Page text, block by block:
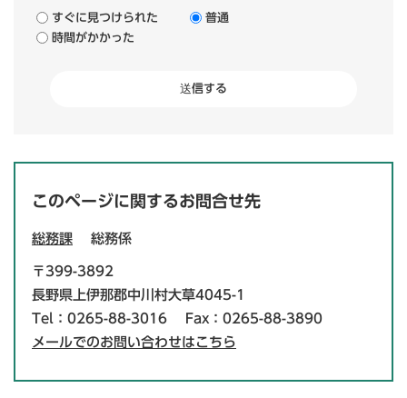
すぐに見つけられた
普通
時間がかかった
このページに関するお問合せ先
総務課 総務係
〒399-3892
長野県上伊那郡中川村大草4045-1
Tel：0265-88-3016
Fax：0265-88-3890
メールでのお問い合わせはこちら